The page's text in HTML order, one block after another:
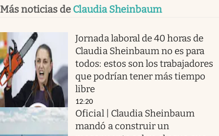
Más noticias de Claudia Sheinbaum
Jornada laboral de 40 horas de
Claudia Sheinbaum no es para
todos: estos son los trabajadores
que podrían tener más tiempo
libre
12:20
Oficial | Claudia Sheinbaum
mandó a construir un